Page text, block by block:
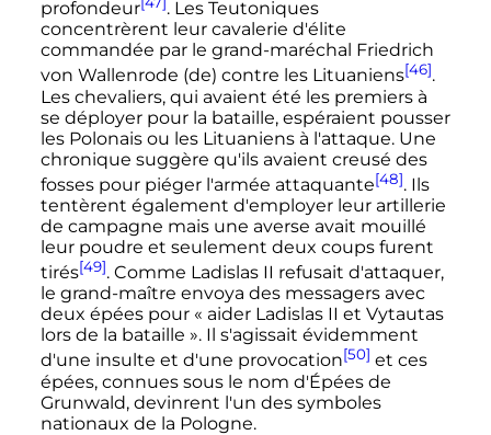
profondeur
. Les Teutoniques
concentrèrent leur cavalerie d'élite
commandée par le grand-maréchal Friedrich
von Wallenrode (de) contre les Lituaniens[46].
Les chevaliers, qui avaient été les premiers à
se déployer pour la bataille, espéraient pousser
les Polonais ou les Lituaniens à l'attaque. Une
chronique suggère qu'ils avaient creusé des
fosses pour piéger l'armée attaquante[48]. Ils
tentèrent également d'employer leur artillerie
de campagne mais une averse avait mouillé
leur poudre et seulement deux coups furent
tirés[49]. Comme Ladislas II refusait d'attaquer,
le grand-maître envoya des messagers avec
deux épées pour « aider Ladislas II et Vytautas
lors de la bataille ». Il s'agissait évidemment
d'une insulte et d'une provocation[50] et ces
épées, connues sous le nom d'Épées de
Grunwald, devinrent l'un des symboles
nationaux de la Pologne.